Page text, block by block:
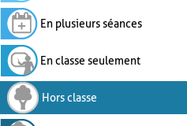
En plusieurs séances
En classe seulement
Hors classe